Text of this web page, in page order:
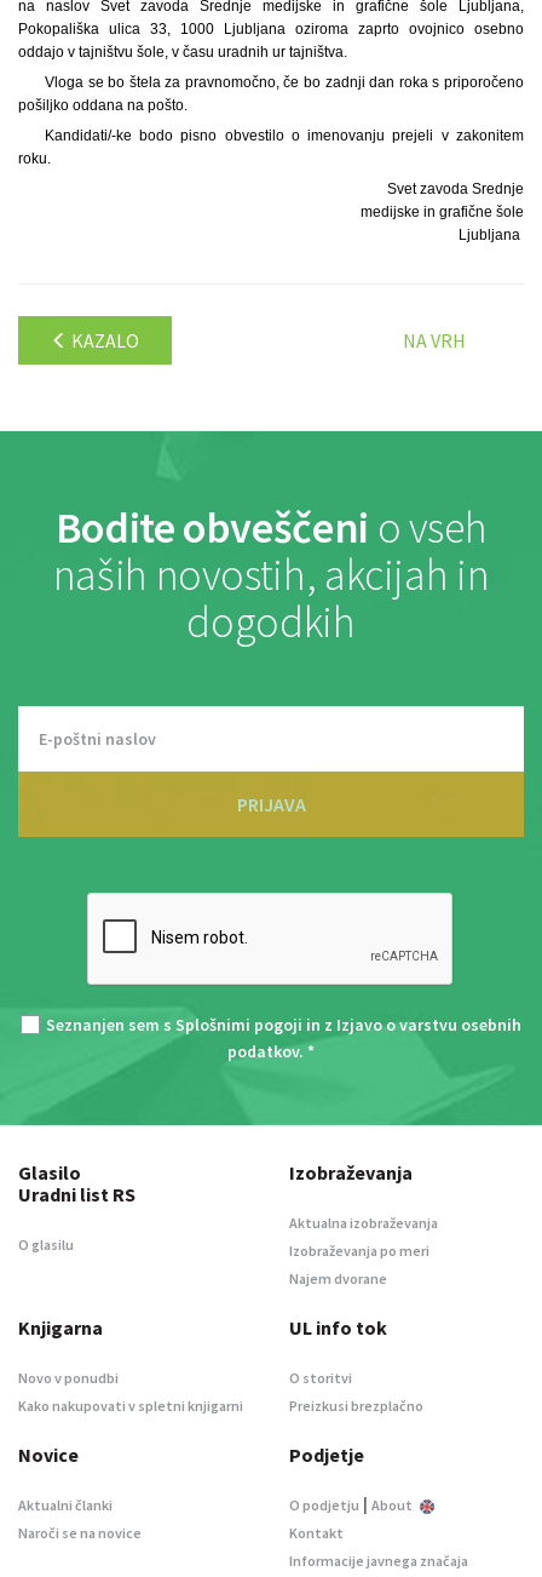
na naslov Svet zavoda Srednje medijske in grafične šole Ljubljana,
Pokopališka ulica 33, 1000 Ljubljana oziroma zaprto ovojnico osebno
oddajo v tajništvu šole, v času uradnih ur tajništva.
Vloga se bo štela za pravnomočno, če bo zadnji dan roka s priporočeno
pošiljko oddana na pošto.
Kandidati/-ke bodo pisno obvestilo o imenovanju prejeli v zakonitem
roku.
Svet zavoda Srednje
medijske in grafične šole
Ljubljana
KAZALO NA VRH
Bodite obveščeni o vseh
naših novostih, akcijah in
dogodkih
PRIJAVA
Seznanjen sem s Splošnimi pogoji in z Izjavo o varstvu osebnih
podatkov. *
Glasilo
Uradni list RS
O glasilu
Izobraževanja
Aktualna izobraževanja
Izobraževanja po meri
Najem dvorane
Knjigarna
Novo v ponudbi
Kako nakupovati v spletni knjigarni
UL info tok
O storitvi
Preizkusi brezplačno
Novice
Aktualni članki
Naroči se na novice
Podjetje
O podjetju | About
Kontakt
Informacije javnega značaja